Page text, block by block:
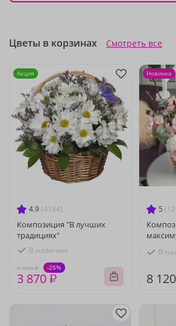
Цветы в корзинах Смотреть все
4.9 (4184)
Композиция "В лучших
традициях"
В наличии
5 160 ₽ -25%
3 870 ₽
Акция
5
В
8
Новинка